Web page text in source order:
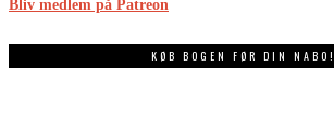
Bliv medlem på Patreon
KØB BOGEN FØR DIN NABO!